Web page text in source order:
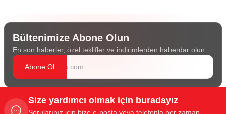
Bültenimize Abone Olun
En son haberler, özel teklifler ve indirimlerden haberdar olun.
Abone Ol
Size yardımcı olmak için buradayız